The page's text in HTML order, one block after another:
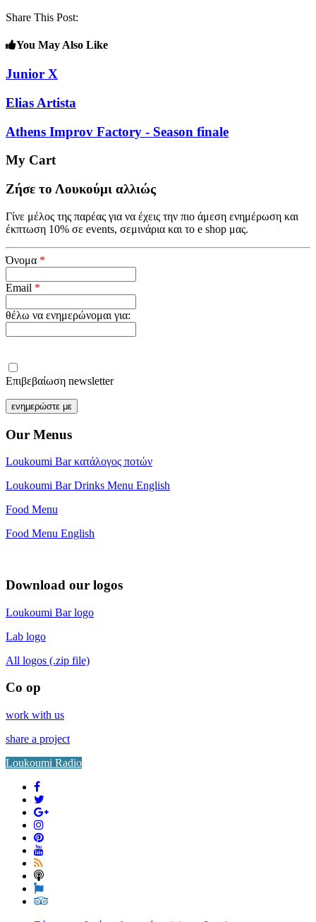
Share This Post:
You May Also Like
Junior X
Elias Artista
Athens Improv Factory - Season finale
My Cart
Ζήσε το Λουκούμι αλλιώς
Γίνε μέλος της παρέας για να έχεις την πιο άμεση ενημέρωση και
έκπτωση 10% σε events, σεμινάρια και το e shop μας.
Όνομα *
Email *
θέλω να ενημερώνομαι για:
Επιβεβαίωση newsletter
Our Menus
Loukoumi Bar κατάλογος ποτών
Loukoumi Bar Drinks Menu English
Food Menu
Food Menu English
Download our logos
Loukoumi Bar logo
Lab logo
All logos (.zip file)
Co op
work with us
share a project
Loukoumi Radio